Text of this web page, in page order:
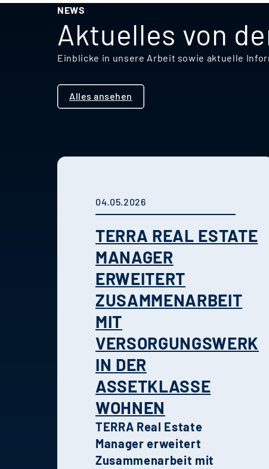
NEWS
Aktuelles von
Einblicke in unsere Arbeit sowie aktuelle
Alles ansehen
04.05.2026
TERRA REAL ESTATE
MANAGER
ERWEITERT
ZUSAMMENARBEIT
MIT
VERSORGUNGSWERK
IN DER
ASSETKLASSE
WOHNEN
TERRA Real Estate
Manager erweitert
Zusammenarbeit mit